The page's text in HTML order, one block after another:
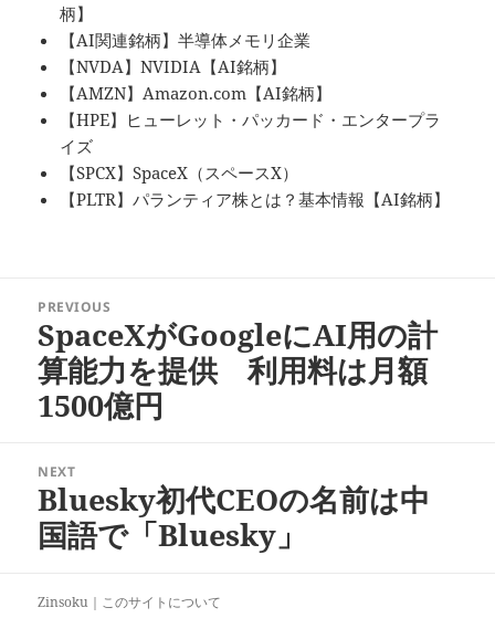
柄】
【AI関連銘柄】半導体メモリ企業
【NVDA】NVIDIA【AI銘柄】
【AMZN】Amazon.com【AI銘柄】
【HPE】ヒューレット・パッカード・エンタープラ
イズ
【SPCX】SpaceX（スペースX）
【PLTR】パランティア株とは？基本情報【AI銘柄】
PREVIOUS
Previous
post:
SpaceXがGoogleにAI用の計
算能力を提供 利用料は月額
1500億円
NEXT
Next
post:
Bluesky初代CEOの名前は中
国語で「Bluesky」
Zinsoku｜ このサイトについて